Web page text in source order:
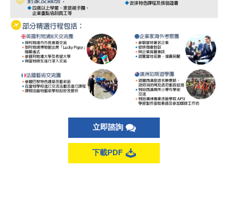
立即諮詢
下載PDF